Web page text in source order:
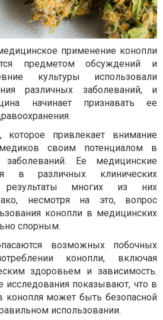
применение конопли
предметом обсуждений и
культуры использовали
различных заболеваний, и
начинает признавать ее
которое привлекает внимание
своим потенциалом в
заболеваний. Ее медицинские
в различных клинических
результаты многих из них
несмотря на это, вопрос
конопли в медицинских
спорным.
возможных побочных
конопли, включая
здоровьем и зависимость.
показывают, что в
конопля может быть безопасной
использовании.